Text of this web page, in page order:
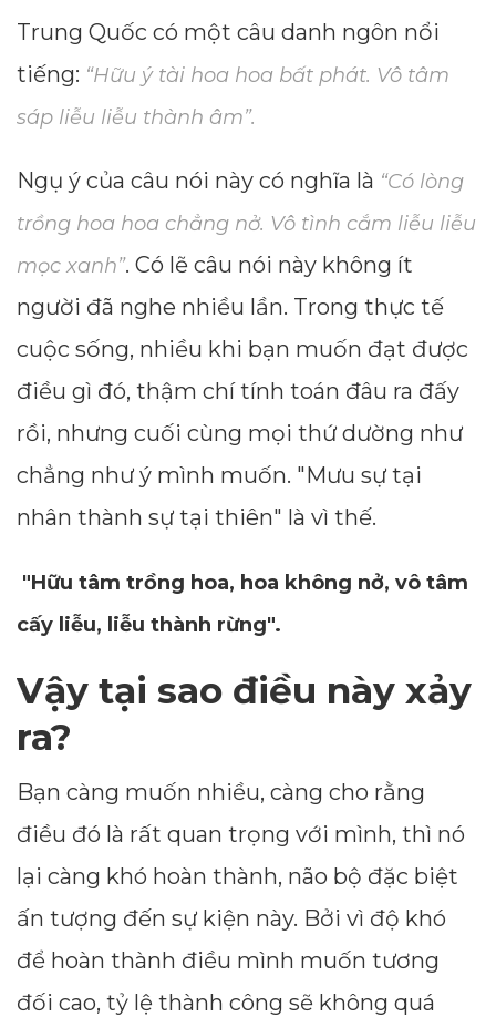
Trung Quốc có một câu danh ngôn nổi
tiếng: “Hữu ý tài hoa hoa bất phát. Vô tâm
sáp liễu liễu thành âm”.
Ngụ ý của câu nói này có nghĩa là “Có lòng
trồng hoa hoa chẳng nở. Vô tình cắm liễu liễu
mọc xanh”. Có lẽ câu nói này không ít
người đã nghe nhiều lần. Trong thực tế
cuộc sống, nhiều khi bạn muốn đạt được
điều gì đó, thậm chí tính toán đâu ra đấy
rồi, nhưng cuối cùng mọi thứ dường như
chẳng như ý mình muốn. "Mưu sự tại
nhân thành sự tại thiên" là vì thế.
"Hữu tâm trồng hoa, hoa không nở, vô tâm
cấy liễu, liễu thành rừng".
Vậy tại sao điều này xảy
ra?
Bạn càng muốn nhiều, càng cho rằng
điều đó là rất quan trọng với mình, thì nó
lại càng khó hoàn thành, não bộ đặc biệt
ấn tượng đến sự kiện này. Bởi vì độ khó
để hoàn thành điều mình muốn tương
đối cao, tỷ lệ thành công sẽ không quá